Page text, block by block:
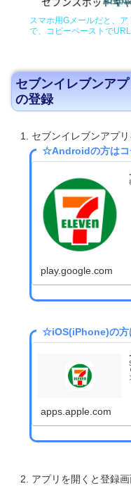
スマホ用Gメールだと、
で、コピーペーストでURL
セブンイレブンア
の登録
セブンイレブンアプ
☆Androidの方はコ
play.google.com
☆iOS(iPhone)の方
apps.apple.com
アプリを開くと登録